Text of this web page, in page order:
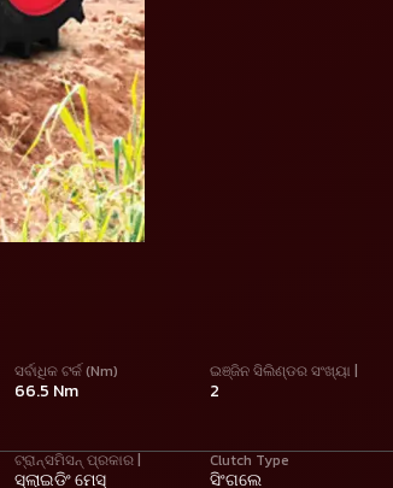
ସର୍ବାଧିକ ଟର୍କ (Nm)
66.5 Nm
ଇଞ୍ଜିନ ସିଲିଣ୍ଡର ସଂଖ୍ୟା |
2
ଟ୍ରାନ୍ସମିସନ୍ ପ୍ରକାର |
ସ୍ଲାଇଡିଂ ମେସ୍
Clutch Type
ସିଂଗଲେ